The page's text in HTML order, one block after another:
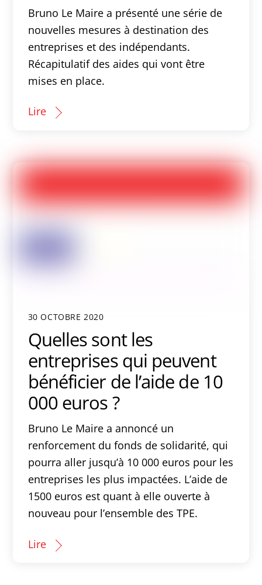
Bruno Le Maire a présenté une série de
nouvelles mesures à destination des
entreprises et des indépendants.
Récapitulatif des aides qui vont être
mises en place.
Lire
30 OCTOBRE 2020
Quelles sont les
entreprises qui peuvent
bénéficier de l’aide de 10
000 euros ?
Bruno Le Maire a annoncé un
renforcement du fonds de solidarité, qui
pourra aller jusqu’à 10 000 euros pour les
entreprises les plus impactées. L’aide de
1500 euros est quant à elle ouverte à
nouveau pour l’ensemble des TPE.
Lire